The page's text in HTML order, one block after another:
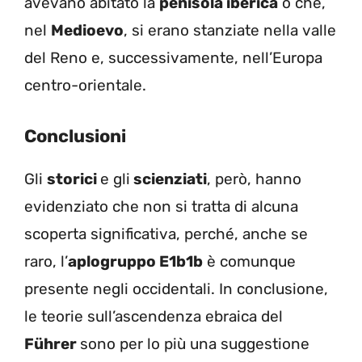
nel Medioevo, si erano stanziate nella valle
del Reno e, successivamente, nell’Europa
centro-orientale.
Conclusioni
Gli storici e gli scienziati, però, hanno
evidenziato che non si tratta di alcuna
scoperta significativa, perché, anche se
raro, l’aplogruppo E1b1b è comunque
presente negli occidentali. In conclusione,
le teorie sull’ascendenza ebraica del
Führer sono per lo più una suggestione